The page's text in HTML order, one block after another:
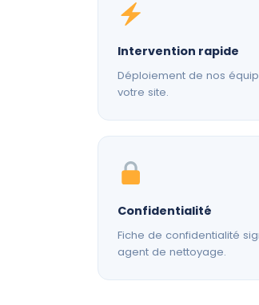
Intervention rapide
Déploiement de nos
votre site.
Confidentialité
Fiche de confidentialité
agent de nettoyage.